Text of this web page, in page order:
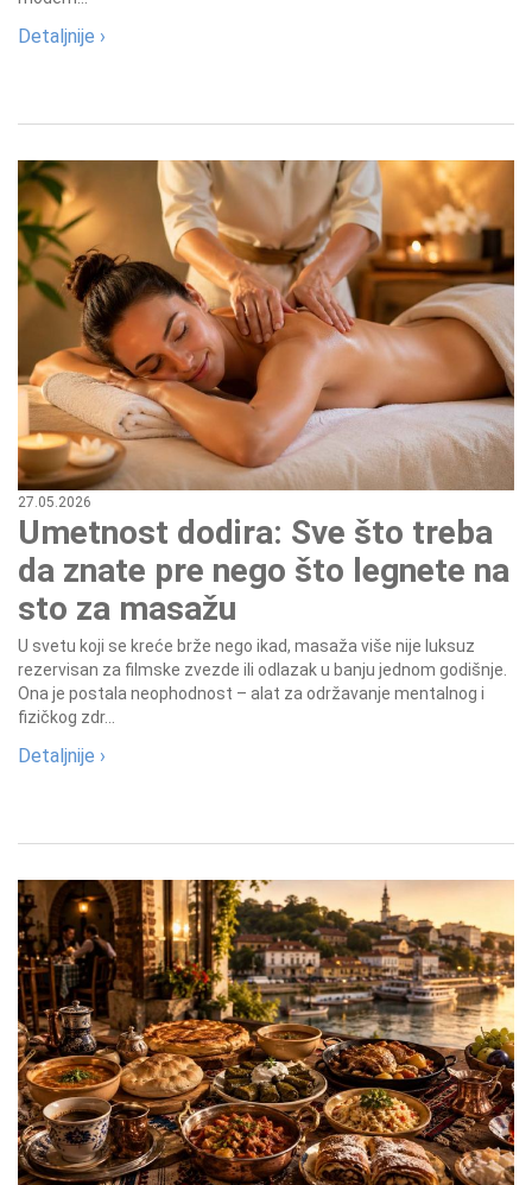
Detaljnije ›
27.05.2026
Umetnost dodira: Sve što treba
da znate pre nego što legnete na
sto za masažu
U svetu koji se kreće brže nego ikad, masaža više nije luksuz
rezervisan za filmske zvezde ili odlazak u banju jednom godišnje.
Ona je postala neophodnost – alat za održavanje mentalnog i
fizičkog zdr...
Detaljnije ›